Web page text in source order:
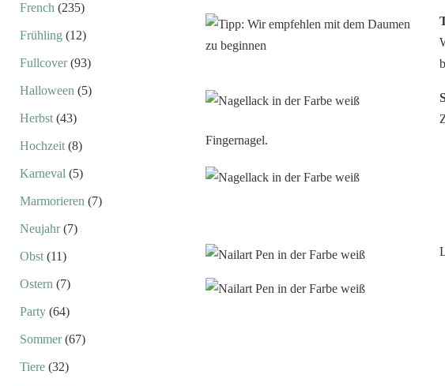
Fingernagel.
French (235)
Frühling (12)
Fullcover(93)
Halloween (5)
Herbst (43)
Hochzeit (8)
Karneval (5)
Marmorieren (7)
Neujahr(7)
Obst (11)
Ostern (7)
Party (64)
Sommer(67)
Tiere (32)